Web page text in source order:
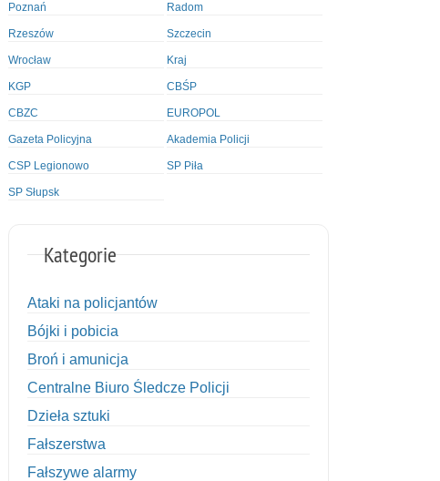
Poznań Radom
Rzeszów Szczecin
Wrocław Kraj
KGP CBŚP
CBZC EUROPOL
Gazeta Policyjna Akademia Policji
CSP Legionowo SP Piła
SP Słupsk
Kategorie
Ataki na policjantów
Bójki i pobicia
Broń i amunicja
Centralne Biuro Śledcze Policji
Dzieła sztuki
Fałszerstwa
Fałszywe alarmy